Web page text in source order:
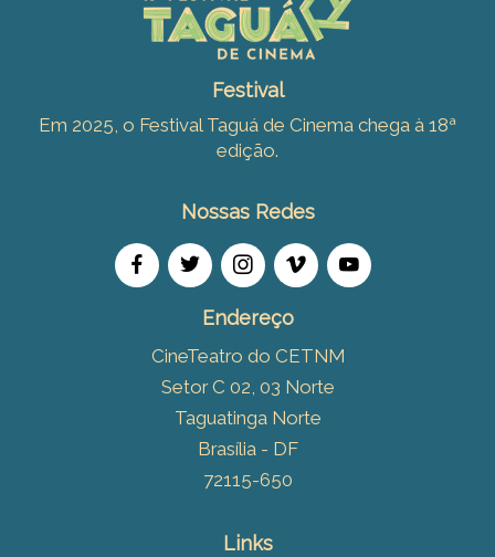
Festival
Em 2025, o Festival Taguá de Cinema chega à 18ª
edição.
Nossas Redes
Endereço
CineTeatro do CETNM
Setor C 02, 03 Norte
Taguatinga Norte
Brasília - DF
72115-650
Links